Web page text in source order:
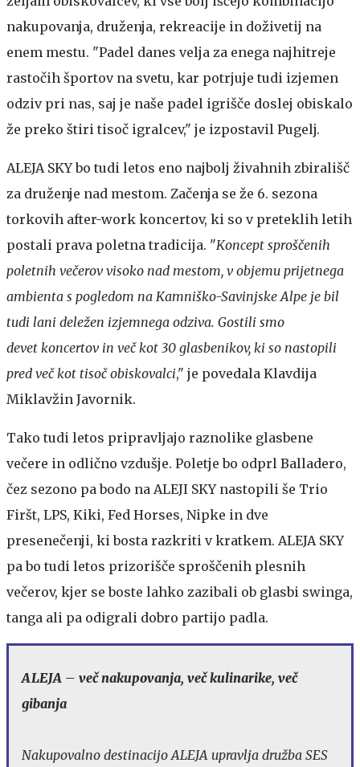
nakupovanja, druženja, rekreacije in doživetij na
enem mestu. "Padel danes velja za enega najhitreje
rastočih športov na svetu, kar potrjuje tudi izjemen
odziv pri nas, saj je naše padel igrišče doslej obiskalo
že preko štiri tisoč igralcev," je izpostavil Pugelj.
ALEJA SKY bo tudi letos eno najbolj živahnih zbirališč
za druženje nad mestom. Začenja se že 6. sezona
torkovih after-work koncertov, ki so v preteklih letih
postali prava poletna tradicija. "Koncept sproščenih
poletnih večerov visoko nad mestom, v objemu prijetnega
ambienta s pogledom na Kamniško-Savinjske Alpe je bil
tudi lani deležen izjemnega odziva. Gostili smo
devet koncertov in več kot 30 glasbenikov, ki so nastopili
pred več kot tisoč obiskovalci," je povedala Klavdija
Miklavžin Javornik.
Tako tudi letos pripravljajo raznolike glasbene
večere in odlično vzdušje. Poletje bo odprl Balladero,
čez sezono pa bodo na ALEJI SKY nastopili še Trio
Firšt, LPS, Kiki, Fed Horses, Nipke in dve
presenečenji, ki bosta razkriti v kratkem. ALEJA SKY
pa bo tudi letos prizorišče sproščenih plesnih
večerov, kjer se boste lahko zazibali ob glasbi swinga,
tanga ali pa odigrali dobro partijo padla.
ALEJA – več nakupovanja, več kulinarike, več
gibanja
Nakupovalno destinacijo ALEJA upravlja družba SES